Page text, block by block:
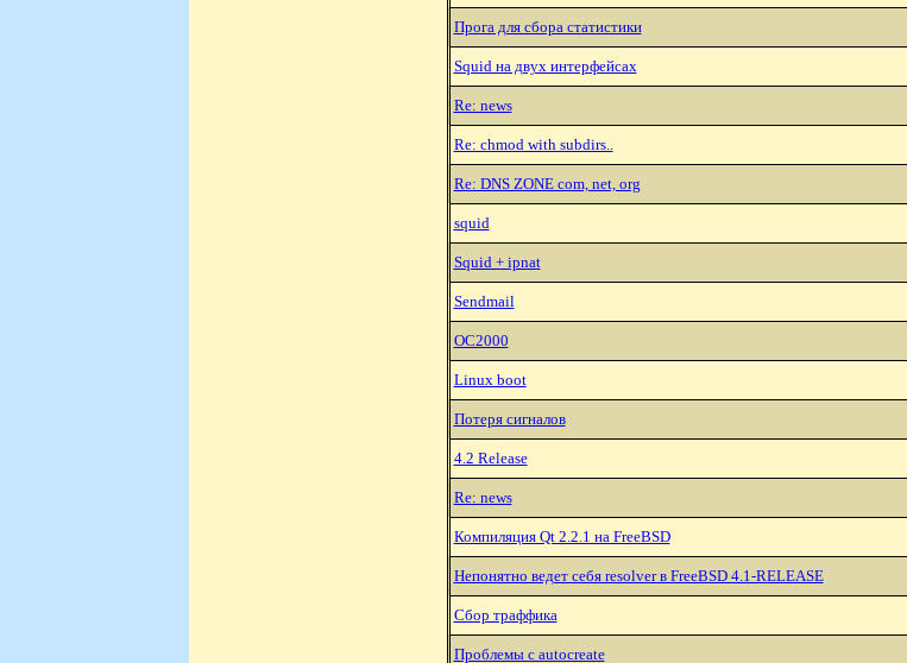
Прога для сбора статистики
Squid на двух интеpфейсах
Re: news
Re: chmod with subdirs..
Re: DNS ZONE com, net, org
squid
Squid + ipnat
Sendmail
OC2000
Linux boot
Потеря сигналов
4.2 Release
Re: news
Компиляция Qt 2.2.1 на FreeBSD
Hепонятно ведет себя resolver в FreeBSD 4.1-RELEASE
Сбор траффика
Проблемы с autocreate